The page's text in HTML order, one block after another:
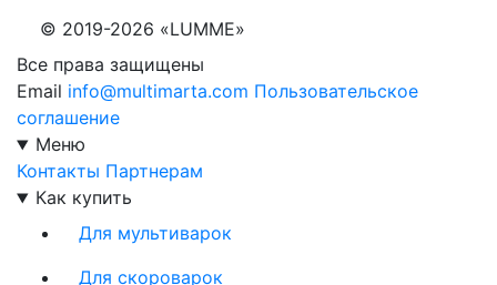
© 2019-2026 «LUMME»
Все права защищены
Email info@multimarta.com Пользовательское
соглашение
Меню
Контакты Партнерам
Как купить
Для мультиварок
Для скороварок